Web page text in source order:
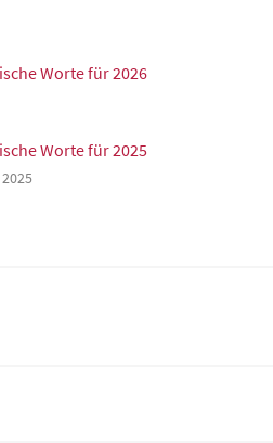
Worte für 2026
Worte für 2025